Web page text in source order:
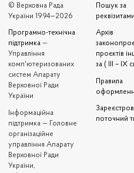
© Верховна Рада
України 1994—2026
Програмно-технічна
підтримка —
Управління
комп'ютеризованих
систем Апарату
Верховної Ради
України
Iнформаційна
підтримка — Головне
організаційне
управління Апарату
Верховної Ради
України,
Пошук за
реквізитами
Архів
проєктів
за ( III – IX
Правила
поточний